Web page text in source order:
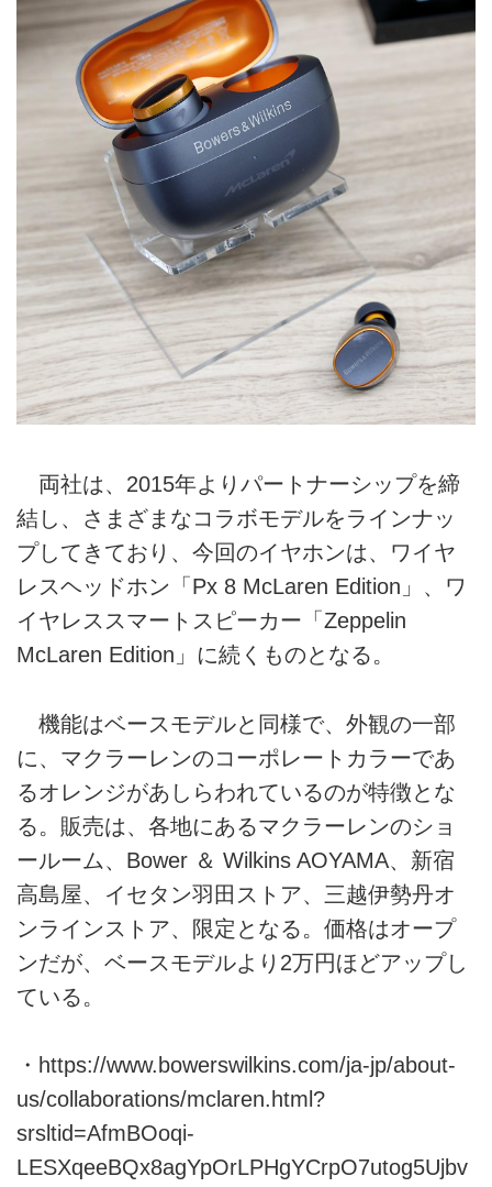
両社は、2015年よりパートナーシップを締
結し、さまざまなコラボモデルをラインナッ
プしてきており、今回のイヤホンは、ワイヤ
レスヘッドホン「Px 8 McLaren Edition」、ワ
イヤレススマートスピーカー「Zeppelin
McLaren Edition」に続くものとなる。
機能はベースモデルと同様で、外観の一部
に、マクラーレンのコーポレートカラーであ
るオレンジがあしらわれているのが特徴とな
る。販売は、各地にあるマクラーレンのショ
ールーム、Bower ＆ Wilkins AOYAMA、新宿
高島屋、イセタン羽田ストア、三越伊勢丹オ
ンラインストア、限定となる。価格はオープ
ンだが、ベースモデルより2万円ほどアップし
ている。
・ https://www.bowerswilkins.com/ja-jp/about-
us/collaborations/mclaren.html?
srsltid=AfmBOoqi-
LESXqeeBQx8agYpOrLPHgYCrpO7utog5Ujbv